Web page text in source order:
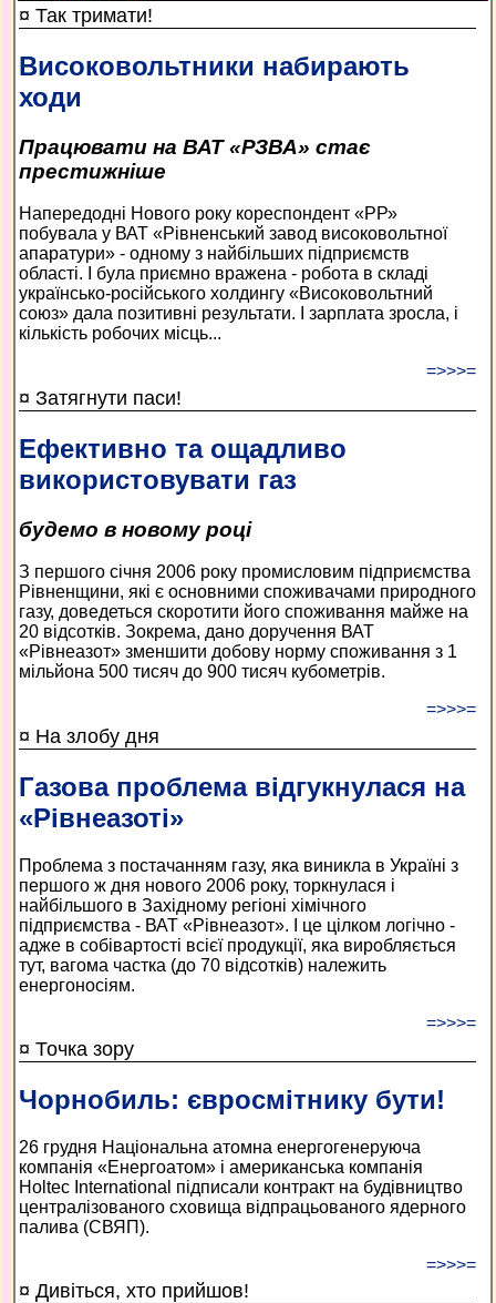
¤ Так тримати!
Високовольтники набирають
ходи
Працювати на ВАТ «РЗВА» стає
престижніше
Напередодні Нового року кореспондент «РР»
побувала у ВАТ «Рівненський завод високовольтної
апаратури» - одному з найбільших підприємств
області. І була приємно вражена - робота в складі
українсько-російського холдингу «Високовольтний
союз» дала позитивні результати. І зарплата зросла, і
кількість робочих місць...
=>>>=
¤ Затягнути паси!
Ефективно та ощадливо
використовувати газ
будемо в новому році
З першого січня 2006 року промисловим підприємства
Рівненщини, які є основними споживачами природного
газу, доведеться скоротити його споживання майже на
20 відсотків. Зокрема, дано доручення ВАТ
«Рівнеазот» зменшити добову норму споживання з 1
мільйона 500 тисяч до 900 тисяч кубометрів.
=>>>=
¤ На злобу дня
Газова проблема відгукнулася на
«Рівнеазоті»
Проблема з постачанням газу, яка виникла в Україні з
першого ж дня нового 2006 року, торкнулася і
найбільшого в Західному регіоні хімічного
підприємства - ВАТ «Рівнеазот». І це цілком логічно -
адже в собівартості всієї продукції, яка виробляється
тут, вагома частка (до 70 відсотків) належить
енергоносіям.
=>>>=
¤ Точка зору
Чорнобиль: євросмітнику бути!
26 грудня Національна атомна енергогенеруюча
компанія «Енергоатом» і американська компанія
Holtec International підписали контракт на будівництво
централізованого сховища відпрацьованого ядерного
палива (СВЯП).
=>>>=
¤ Дивіться, хто прийшов!